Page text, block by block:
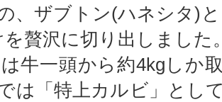
、ザブトン(ハネシタ)
贅沢に切り出しました
牛一頭から約4kgしか
は「特上カルビ」とし